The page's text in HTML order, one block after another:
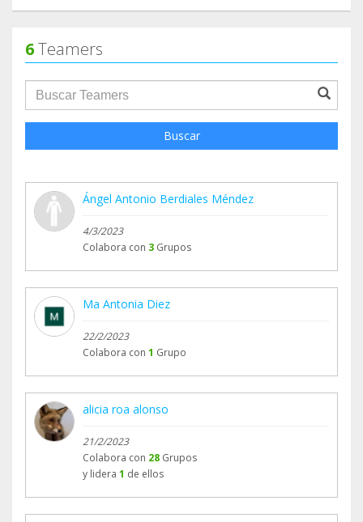
6Teamers
groupProfile.searchForm.search.text???
Buscar
Ángel Antonio Berdiales Méndez
4/3/2023
Colabora con 3 Grupos
Ma Antonia Diez
22/2/2023
Colabora con 1 Grupo
alicia roa alonso
21/2/2023
Colabora con 28 Grupos
y lidera 1 de ellos